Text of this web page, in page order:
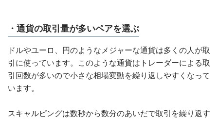
・通貨の取引量が多いペアを選ぶ
ドルやユーロ、円のようなメジャーな通貨は多くの人が取
引に使っています。このような通貨はトレーダーによる取
引回数が多いので小さな相場変動を繰り返しやすくなって
います。
スキャルピングは数秒から数分のあいだで取引を繰り返す